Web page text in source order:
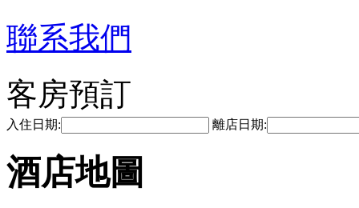
聯系我們
客房預訂
入住日期: 離店日期:
酒店地圖